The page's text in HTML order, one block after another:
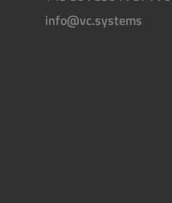
info@vc.systems